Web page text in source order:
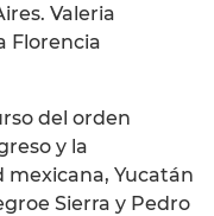
Valeria
Florencia
del orden
y la
mexicana, Yucatán
Sierra y Pedro